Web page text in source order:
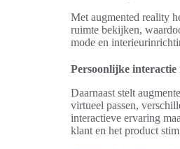
Met augmented reality
ruimte bekijken,
mode en
Persoonlijke interactie
Daarnaast stelt
virtueel passen,
interactieve ervaring
klant en het product